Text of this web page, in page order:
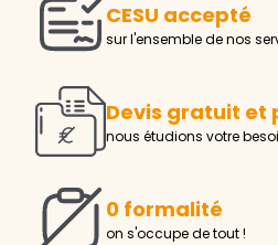
CESU accepté
sur l'ensemble de nos
Devis gratuit et
nous étudions votre
0 formalité
on s'occupe de tout !